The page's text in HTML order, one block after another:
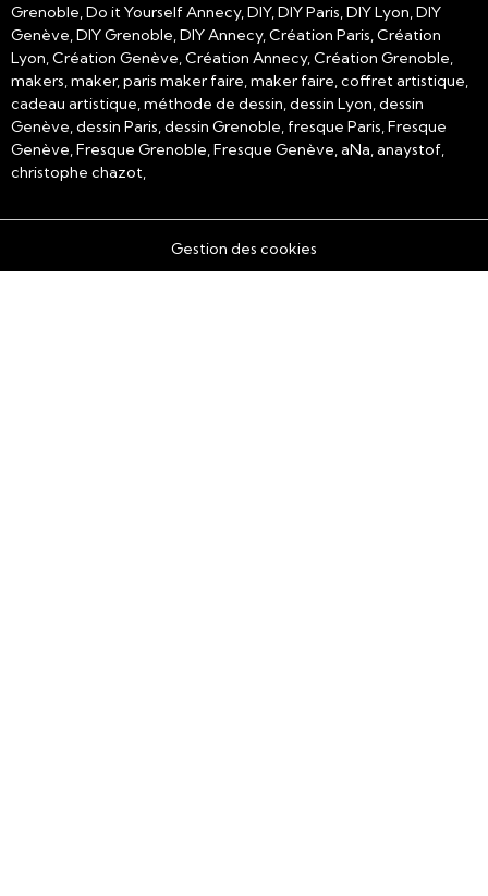
Grenoble, Do it Yourself Annecy, DIY, DIY Paris, DIY Lyon, DIY
Genève, DIY Grenoble, DIY Annecy, Création Paris, Création
Lyon, Création Genève, Création Annecy, Création Grenoble,
makers, maker, paris maker faire, maker faire, coffret artistique,
cadeau artistique, méthode de dessin, dessin Lyon, dessin
Genève, dessin Paris, dessin Grenoble, fresque Paris, Fresque
Genève, Fresque Grenoble, Fresque Genève, aNa, anaystof,
christophe chazot,
Gestion des cookies